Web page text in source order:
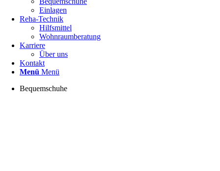
Einlagen
Reha-Technik
Hilfsmittel
Wohnraumberatung
Karriere
Über uns
Kontakt
Menü Menü
Bequemschuhe